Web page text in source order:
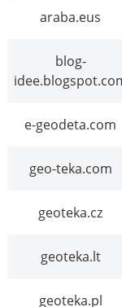
araba.eus
blog-
e-geodeta.com
geo-teka.com
geoteka.cz
geoteka.lt
geoteka.pl